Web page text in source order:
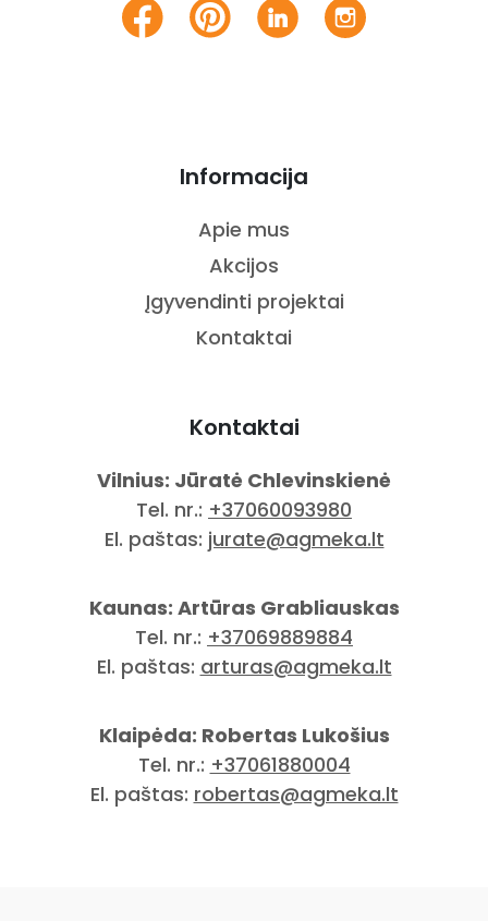
Informacija
Apie mus
Akcijos
Įgyvendinti projektai
Kontaktai
Kontaktai
Vilnius: Jūratė Chlevinskienė
Tel. nr.: +37060093980
El. paštas: jurate@agmeka.lt
Kaunas: Artūras Grabliauskas
Tel. nr.: +37069889884
El. paštas: arturas@agmeka.lt
Klaipėda: Robertas Lukošius
Tel. nr.: +37061880004
El. paštas: robertas@agmeka.lt